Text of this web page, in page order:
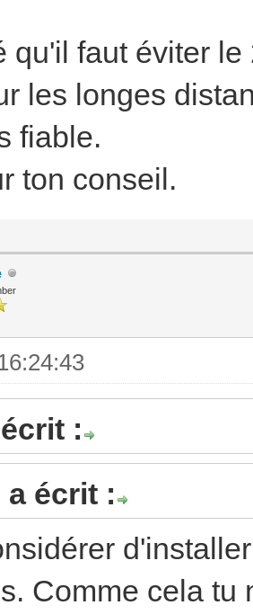
qu'il faut éviter
les longes
fiable.
ton conseil.
:
écrit :
Comme cela tu